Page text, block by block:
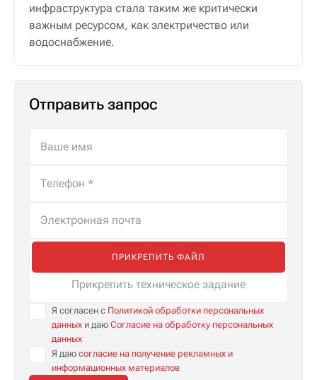
инфраструктура стала таким же критически
важным ресурсом, как электричество или
водоснабжение.
Отправить запрос
ПРИКРЕПИТЬ ФАЙЛ
Прикрепить техническое задание
Я согласен с Политикой обработки персональных
данных и даю Согласие на обработку персональных
данных
Я даю согласие на получение рекламных и
информационных материалов